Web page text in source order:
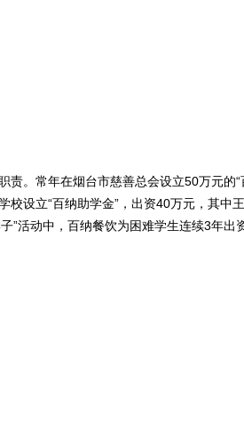
。常年在烟台市慈善总会设立50万元的
校设立“百纳助学金”，出资40万元，其中
”活动中，百纳餐饮为困难学生连续3年出